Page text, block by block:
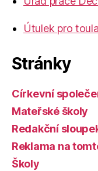
Útulek pro
Stránky
Církevní
Mateřské školy
Redakční
Reklama na
Školy